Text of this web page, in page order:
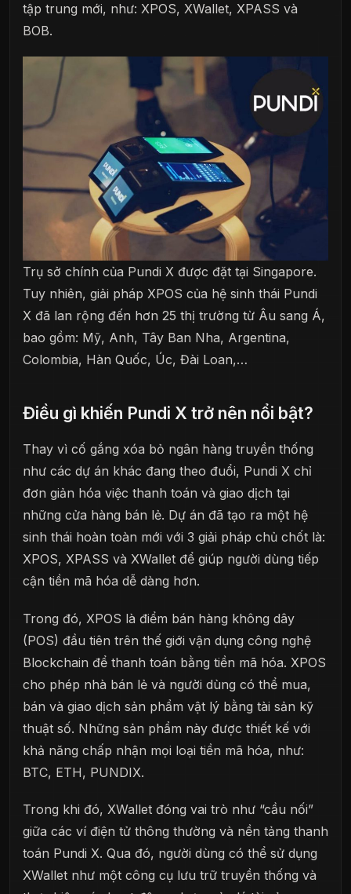
tập trung mới, như: XPOS, XWallet, XPASS và
BOB.
Trụ sở chính của Pundi X được đặt tại Singapore.
Tuy nhiên, giải pháp XPOS của hệ sinh thái Pundi
X đã lan rộng đến hơn 25 thị trường từ Âu sang Á,
bao gồm: Mỹ, Anh, Tây Ban Nha, Argentina,
Colombia, Hàn Quốc, Úc, Đài Loan,…
Điều gì khiến Pundi X trở nên nổi bật?
Thay vì cố gắng xóa bỏ ngân hàng truyền thống
như các dự án khác đang theo đuổi, Pundi X chỉ
đơn giản hóa việc thanh toán và giao dịch tại
những cửa hàng bán lẻ. Dự án đã tạo ra một hệ
sinh thái hoàn toàn mới với 3 giải pháp chủ chốt là:
XPOS, XPASS và XWallet để giúp người dùng tiếp
cận tiền mã hóa dễ dàng hơn.
Trong đó, XPOS là điểm bán hàng không dây
(POS) đầu tiên trên thế giới vận dụng công nghệ
Blockchain để thanh toán bằng tiền mã hóa. XPOS
cho phép nhà bán lẻ và người dùng có thể mua,
bán và giao dịch sản phẩm vật lý bằng tài sản kỹ
thuật số. Những sản phẩm này được thiết kế với
khả năng chấp nhận mọi loại tiền mã hóa, như:
BTC, ETH, PUNDIX.
Trong khi đó, XWallet đóng vai trò như “cầu nối”
giữa các ví điện tử thông thường và nền tảng thanh
toán Pundi X. Qua đó, người dùng có thể sử dụng
XWallet như một công cụ lưu trữ truyền thống và